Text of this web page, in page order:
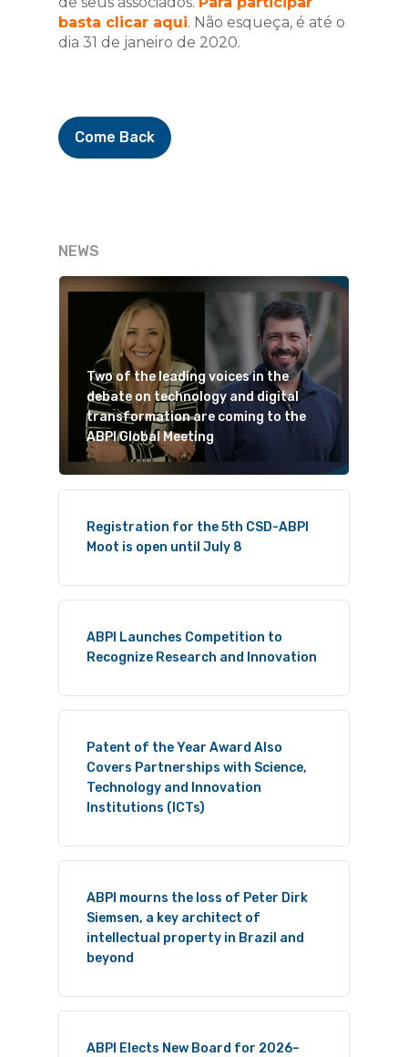
basta clicar aqui. Não esqueça, é até o
dia 31 de janeiro de 2020.
Come Back
NEWS
Two of the leading voices in the
debate on technology and digital
transformation are coming to the
ABPI Global Meeting
Registration for the 5th CSD-ABPI
Moot is open until July 8
ABPI Launches Competition to
Recognize Research and Innovation
Patent of the Year Award Also
Covers Partnerships with Science,
Technology and Innovation
Institutions (ICTs)
ABPI mourns the loss of Peter Dirk
Siemsen, a key architect of
intellectual property in Brazil and
beyond
ABPI Elects New Board for 2026–